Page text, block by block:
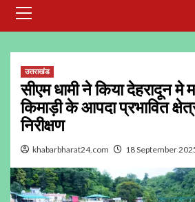
Menu
उत्तराखंड
सीएम धामी ने किया देहरादून मे
किमाड़ी के आपदा प्रभावित
निरीक्षण
khabarbharat24.com 18 September